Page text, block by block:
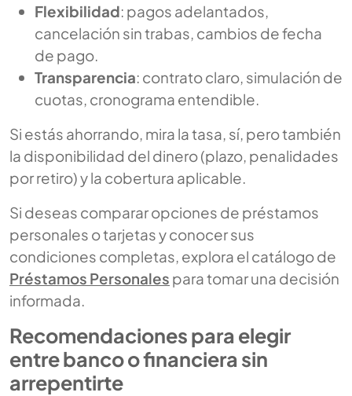
Flexibilidad: pagos adelantados,
cancelación sin trabas, cambios de fecha
de pago.
Transparencia: contrato claro, simulación de
cuotas, cronograma entendible.
Si estás ahorrando, mira la tasa, sí, pero también
la disponibilidad del dinero (plazo, penalidades
por retiro) y la cobertura aplicable.
Si deseas comparar opciones de préstamos
personales o tarjetas y conocer sus
condiciones completas, explora el catálogo de
Préstamos Personales para tomar una decisión
informada.
Recomendaciones para elegir
entre banco o financiera sin
arrepentirte